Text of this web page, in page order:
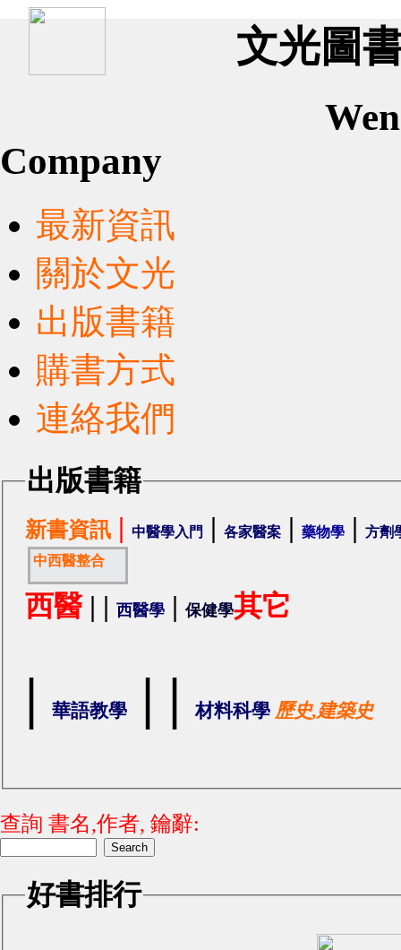
文光圖書有
Company
最新資訊
關於文光
出版書籍
購書方式
連絡我們
出版書籍
新書資訊 | 中醫學入門 | 各家醫案 | 藥物學 | 方劑
中西醫整合
西醫 | | 西醫學 | 保健學其它
| 華語教學 | |材料科學 歷史,建築史
查詢 書名,作者, 鑰辭:
好書排行